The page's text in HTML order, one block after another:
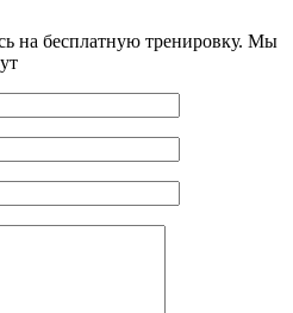
на бесплатную тренировку. Мы